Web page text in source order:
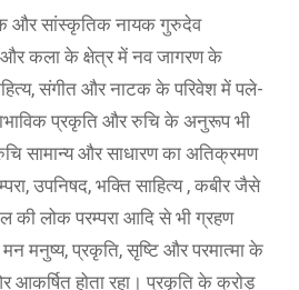
और सांस्कृतिक नायक गुरुदेव
और कला के क्षेत्र में नव जागरण के
संगीत और नाटक के परिवेश में पले-
प्रकृति और रुचि के अनुरूप भी
सामान्य और साधारण का अतिक्रमण
उपनिषद, भक्ति साहित्य , कबीर जैसे
की लोक परम्परा आदि से भी ग्रहण
मनुष्य, प्रकृति, सृष्टि और परमात्मा के
आकर्षित होता रहा। प्रकृति के क्रोड़